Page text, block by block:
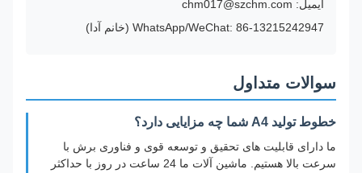
ایمیل: chm017@szchm.com
WhatsApp/WeChat: 86-13215242947 (خانم آدا)
سوالات متداول
خطوط تولید A4 شما چه مزایایی دارد؟
ما دارای قابلیت های تحقیق و توسعه قوی و فناوری برش با
سرعت بالا هستیم. ماشین آلات ما 24 ساعت در روز با حداکثر